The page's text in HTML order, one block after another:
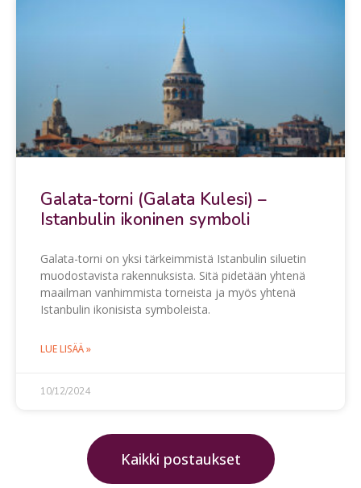
Galata-torni (Galata Kulesi) –
Istanbulin ikoninen symboli
Galata-torni on yksi tärkeimmistä Istanbulin siluetin
muodostavista rakennuksista. Sitä pidetään yhtenä
maailman vanhimmista torneista ja myös yhtenä
Istanbulin ikonisista symboleista.
LUE LISÄÄ »
10/12/2024
Kaikki postaukset